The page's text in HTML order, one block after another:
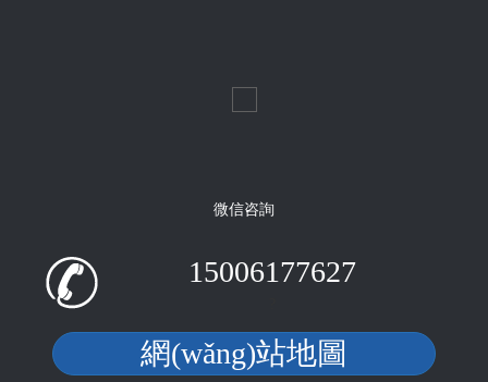
微信咨詢
15006177627
網(wǎng)站地圖